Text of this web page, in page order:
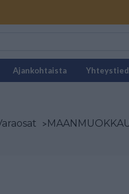
Ajankohtaista
>